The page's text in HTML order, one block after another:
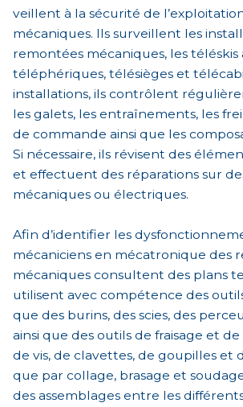
veillent à la sécurité de
mécaniques. Ils surveillent les
remontées mécaniques, les téléskis
téléphériques, télésièges et
installations, ils contrôlent
les galets, les entraînements, les
de commande ainsi que les
Si nécessaire, ils révisent des
et effectuent des réparations sur
mécaniques ou électriques.
Afin d’identifier les
mécaniciens en mécatronique des
mécaniques consultent des plans
utilisent avec compétence des
que des burins, des scies, des
ainsi que des outils de fraisage et de
de vis, de clavettes, de goupilles et
que par collage, brasage et
des assemblages entre les